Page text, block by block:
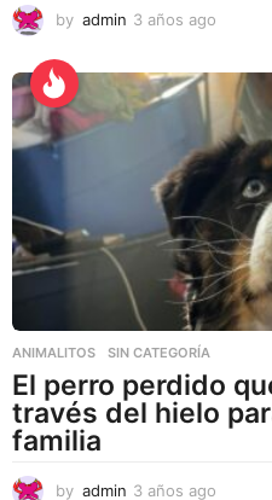
by admin 3 años ago
a
g
ANIMALITOS ,SIN CATEGORÍA
El perro perdido
través del hielo
familia
by admin 3 años ago